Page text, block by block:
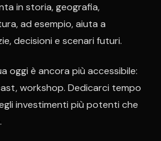
in storia, geografia,
ad esempio, aiuta a
decisioni e scenari futuri.
oggi è ancora più accessibile:
workshop. Dedicarci tempo
investimenti più potenti che